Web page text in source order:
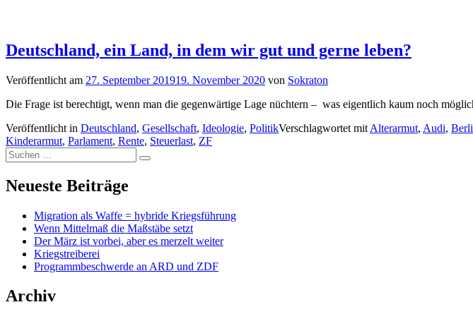
Deutschland, ein Land, in dem wir gut und gerne leben?
Veröffentlicht am 27. September 201919. November 2020 von Sokraton
Die Frage ist berechtigt, wenn man die gegenwärtige Lage nüchtern – was eigentlich kaum noch
Veröffentlicht in Deutschland, Gesellschaft, Ideologie, PolitikVerschlagwortet mit Alterarmut, Audi,
Kinderarmut, Parlament, Rente, Steuerlast, ZF
Suchen
nach:
Suchen
Neueste Beiträge
Migration als Waffe = hybride Kriegsführung
Wenn Mittelmaß die Maßstäbe setzt
Der März ist vorbei, aber es merzelt weiter
Kriegstreiberei
Programmbeschwerde an ARD und ZDF
Archiv